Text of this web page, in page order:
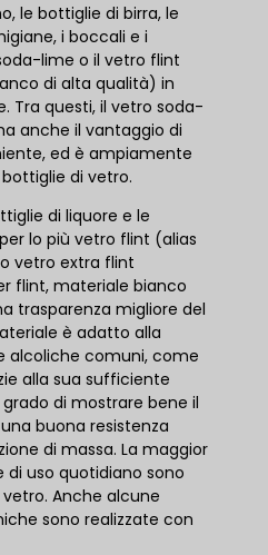
le bottiglie di birra, le
i boccali e i
lime o il vetro flint
di alta qualità) in
Tra questi, il vetro soda-
anche il vantaggio di
ed è ampiamente
di vetro.
di liquore e le
lo più vetro flint (alias
vetro extra flint
flint, materiale bianco
trasparenza migliore del
è adatto alla
alcoliche comuni, come
alla sua sufficiente
di mostrare bene il
buona resistenza
di massa. La maggior
uso quotidiano sono
Anche alcune
sono realizzate con